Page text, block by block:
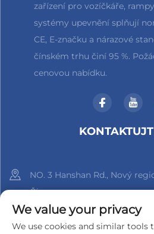
zařízení pro vozíčkáře,
systémy upevnění splňují
CE, E-značku a nárazové
čínském trhu činí 95 %.
cenovou nabídku.
NO. 3 Hanshan Rd., Nový
Čína
+86-18961288218
We value your privacy
We use cookies and similar tools